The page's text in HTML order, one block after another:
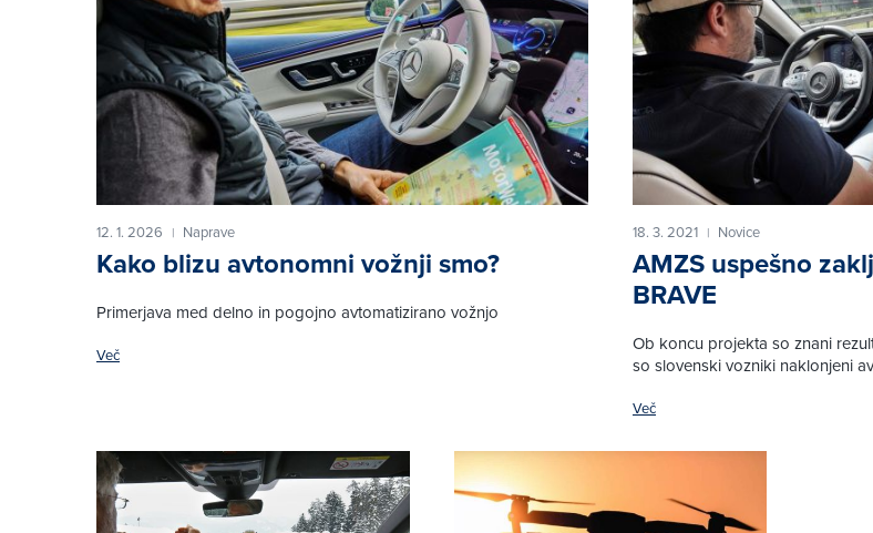
12. 1. 2026 | Naprave
Kako blizu avtonomni vožnji smo?
Primerjava med delno in pogojno avtomatizirano vožnjo
Več
18. 3. 2021 | Novice
AMZS uspešno
BRAVE
Ob koncu projekta so znani
so slovenski vozniki naklonjeni
Več